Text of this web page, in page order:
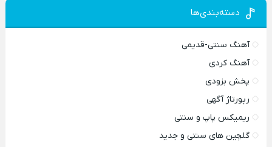
دسته‌بندی‌ها
آهنگ سنتی-قدیمی
آهنگ کردی
پخش بزودی
رپورتاژ آگهی
ریمیکس پاپ و سنتی
گلچین های سنتی و جدید